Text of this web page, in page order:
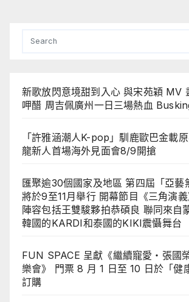
新歌放閃意境甜到入心 與宋苑穎 MV
呷醋 周吉佩廣州一日三場熱血
「許雅涵潮人K-pop」馴鹿歐巴金載
龍新人首場海外見面會8/9開搶
匯聚逾30個國家及地區 第四屆「亞藝
將於9至11月舉行 開幕節目《三角演
陣容包括王雙駿夥拍恭碩良 聯同來自
韓國的KARDI和泰國的KIKI震懾舞台
FUN SPACE 呈獻《繼續寵愛・張國
樂會》 門票 8 月 1 日至 10 日於「健
訂購